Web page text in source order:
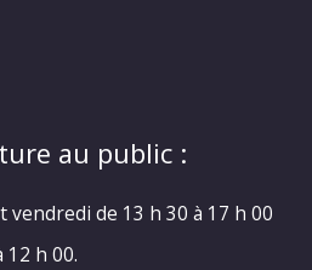
au public :
vendredi de 13 h 30 à 17 h 00
h 00.